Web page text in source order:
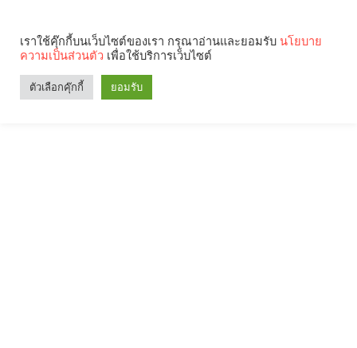
เราใช้คุ๊กกี้บนเว็บไซต์ของเรา กรุณาอ่านและยอมรับ นโยบาย
ความเป็นส่วนตัว เพื่อใช้บริการเว็บไซต์
ตัวเลือกคุ๊กกี้ ยอมรับ